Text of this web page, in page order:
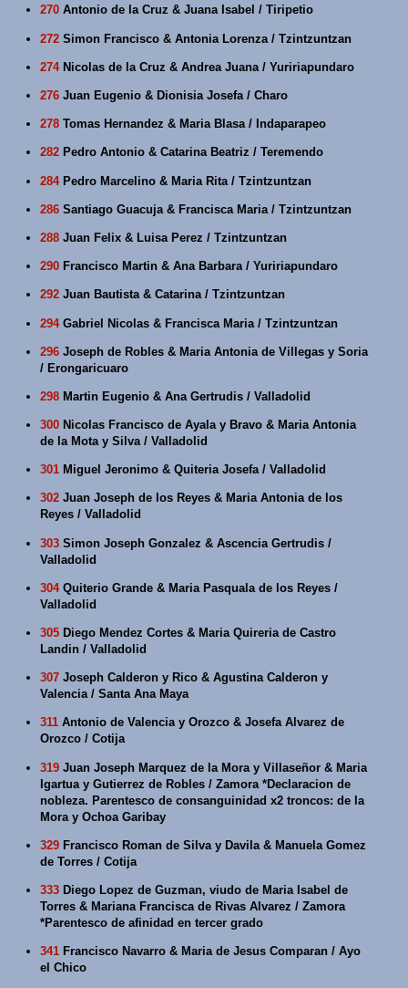
270 Antonio de la Cruz & Juana Isabel / Tiripetio
272 Simon Francisco & Antonia Lorenza / Tzintzuntzan
274Nicolas de la Cruz & Andrea Juana / Yuririapundaro
276 Juan Eugenio & Dionisia Josefa / Charo
278 Tomas Hernandez & Maria Blasa / Indaparapeo
282 Pedro Antonio & Catarina Beatriz / Teremendo
284Pedro Marcelino & Maria Rita / Tzintzuntzan
286 Santiago Guacuja & Francisca Maria / Tzintzuntzan
288 Juan Felix & Luisa Perez / Tzintzuntzan
290 Francisco Martin & Ana Barbara / Yuririapundaro
292 Juan Bautista & Catarina / Tzintzuntzan
294Gabriel Nicolas & Francisca Maria / Tzintzuntzan
296 Joseph de Robles & Maria Antonia de Villegas y Soria
/ Erongaricuaro
298 Martin Eugenio & Ana Gertrudis / Valladolid
300 Nicolas Francisco de Ayala y Bravo & Maria Antonia
de la Mota y Silva / Valladolid
301 Miguel Jeronimo & Quiteria Josefa / Valladolid
302 Juan Joseph de los Reyes & Maria Antonia de los
Reyes / Valladolid
303 Simon Joseph Gonzalez & Ascencia Gertrudis /
Valladolid
304Quiterio Grande & Maria Pasquala de los Reyes /
Valladolid
305 Diego Mendez Cortes & Maria Quireria de Castro
Landin / Valladolid
307 Joseph Calderon y Rico & Agustina Calderon y
Valencia / Santa Ana Maya
311 Antonio de Valencia y Orozco & Josefa Alvarez de
Orozco / Cotija
319 Juan Joseph Marquez de la Mora y Villaseñor & Maria
Igartua y Gutierrez de Robles / Zamora *Declaracion de
nobleza. Parentesco de consanguinidad x2 troncos: de la
Mora y Ochoa Garibay
329 Francisco Roman de Silva y Davila & Manuela Gomez
de Torres / Cotija
333 Diego Lopez de Guzman, viudo de Maria Isabel de
Torres & Mariana Francisca de Rivas Alvarez / Zamora
*Parentesco de afinidad en tercer grado
341 Francisco Navarro & Maria de Jesus Comparan / Ayo
el Chico